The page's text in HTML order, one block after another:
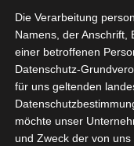
Google Adsenseist
Sie befinden sich
de M’saken (CSM)
Die Verarbeitung
Namens, der Anschrift,
einer betroffenen
Datenschutz-
für uns geltenden
möchte unser
und Zweck der von